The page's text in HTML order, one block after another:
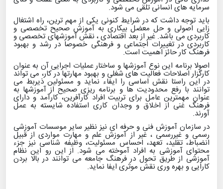
سرمایه های انسانی تلقی می شود.
باید توجه داشت که در شرایط کنونی یکی از مهم ترین، راه اشتغال
زایی اصولی و حل معضل بیکاری به آموزش صحیح تخصصی و
کاربردی می باشد.غیر از بعد اقتصادی ، نقش آموزشهای تخصصی و
کاربردی در تغییرات اجتماعی و فرهنگی خصوصا در رشد و بهبود
فرهنگ کار حائز اهمیت است.
اصولا برنامه این نوع آموزشها و ساختار عملیات اجرایی آن به عنوان
کارگزار اصلاحات فعالیت های شغلی و بهبود مهارتها در کار، می تواند
در این راستا نقش اساسی را ایفاء نماید و مسئولین ذیربط می
توانند با رفع محدودیت ها و برنامه ریزی صحیح از آموزشها به
عنوان مهمترین عامل برای تربیت افراد کارآفرین، کارآمد و دارای
فرهنگ غنی از اخلاق و وجدان کاری استفاده شایسته به عمل
آورند.
در سازمان آموزش فنی و حرفه ای نیز نظیر سایر موسسات آموزشی
رسمی و غیررسمی ، غیر از آموزش علم و مهارت مواردی از قبیل
انضباط، تقلید، ‌تعهد، ‌احساس مسئولیت، وظیفه شناسی نیز جزء
محتوای آموزشی به افراد آموخته می شود. از این رو این نظام
آموزشی از طریق تحول در فرهنگ جامعه می توانند در بالا بردن
کارایی و بهره وری نقش موثری ایفا نماید.